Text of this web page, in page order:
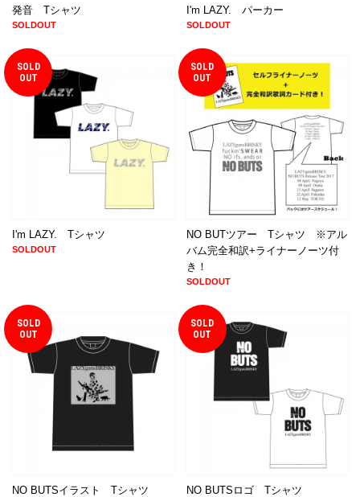
発音 Tシャツ
SOLDOUT
I'm LAZY. パーカー
SOLDOUT
SOLD
OUT
I'm LAZY. Tシャツ
SOLDOUT
SOLD
OUT
NO BUTツアー Tシャツ ※アル
バム完全和訳+ライナーノーツ付
き！
SOLDOUT
SOLD
OUT
NO BUTSイラスト Tシャツ
SOLD
OUT
NO BUTSロゴ Tシャツ